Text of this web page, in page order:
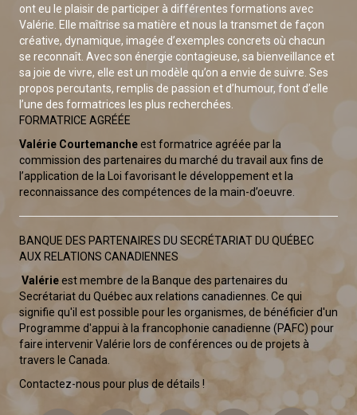
ont eu le plaisir de participer à différentes formations avec
Valérie. Elle maîtrise sa matière et nous la transmet de façon
créative, dynamique, imagée d’exemples concrets où chacun
se reconnaît. Avec son énergie contagieuse, sa bienveillance et
sa joie de vivre, elle est un modèle qu’on a envie de suivre. Ses
propos percutants, remplis de passion et d’humour, font d’elle
l’une des formatrices les plus recherchées.
FORMATRICE AGRÉÉE
Valérie Courtemancheest formatrice agréée par la
commission des partenaires du marché du travail aux fins de
l’application de la Loi favorisant le développement et la
reconnaissance des compétences de la main-d’oeuvre.
BANQUE DES PARTENAIRES DU SECRÉTARIAT DU QUÉBEC
AUX RELATIONS CANADIENNES
Valérieest membre de la Banque des partenaires du
Secrétariat du Québec aux relations canadiennes. Ce qui
signifie qu'il est possible pour les organismes, de bénéficier d'un
Programme d'appui à la francophonie canadienne (PAFC) pour
faire intervenir Valérie lors de conférences ou de projets à
travers le Canada.
Contactez-nous pour plus de détails !